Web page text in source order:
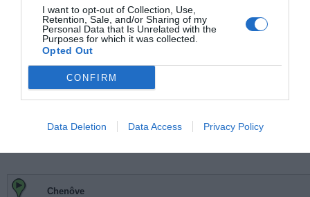
I want to opt-out of Collection, Use,
Retention, Sale, and/or Sharing of my
Personal Data that Is Unrelated with the
Purposes for which it was collected.
Opted Out
CONFIRM
Data Deletion Data Access Privacy Policy
Les Rossays
à 3.69 km du point 19
Cité-des-Pinsà 1.15 km du point 23
Les Guegilelsà 2.58 km du point 23
à 1.57 km du point 23
Chenôve